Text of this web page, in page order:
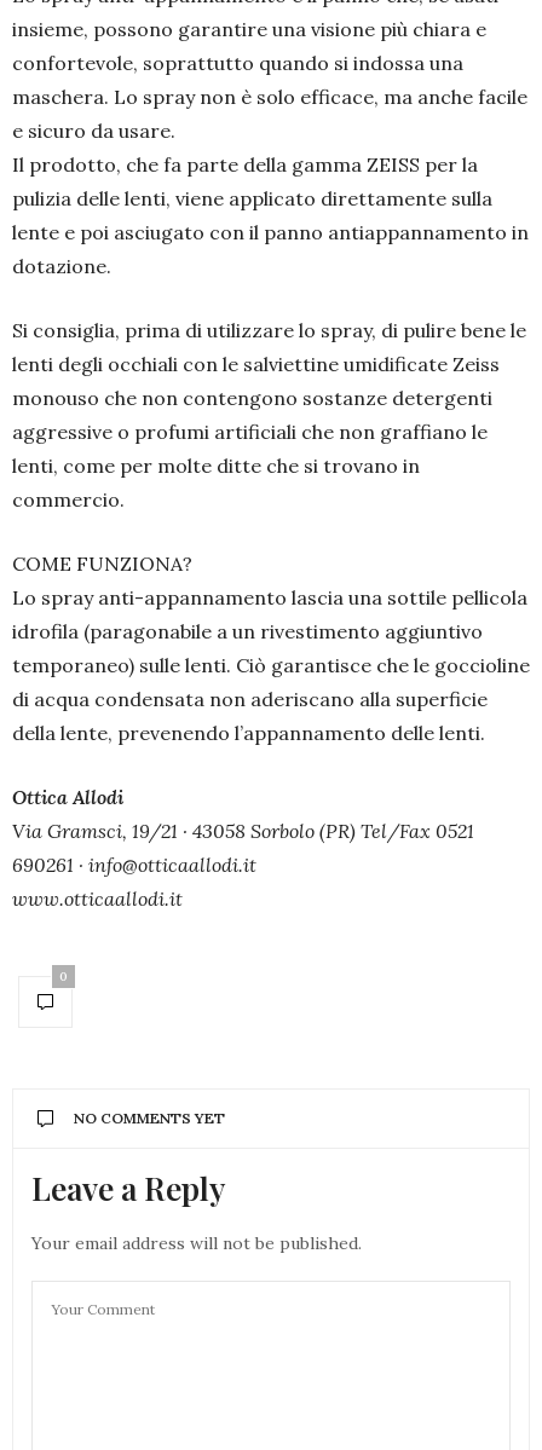
insieme, possono garantire una visione più chiara e
confortevole, soprattutto quando si indossa una
maschera. Lo spray non è solo efficace, ma anche facile
e sicuro da usare.
Il prodotto, che fa parte della gamma ZEISS per la
pulizia delle lenti, viene applicato direttamente sulla
lente e poi asciugato con il panno antiappannamento in
dotazione.
Si consiglia, prima di utilizzare lo spray, di pulire bene le
lenti degli occhiali con le salviettine umidificate Zeiss
monouso che non contengono sostanze detergenti
aggressive o profumi artificiali che non graffiano le
lenti, come per molte ditte che si trovano in
commercio.
COME FUNZIONA?
Lo spray anti-appannamento lascia una sottile pellicola
idrofila (paragonabile a un rivestimento aggiuntivo
temporaneo) sulle lenti. Ciò garantisce che le goccioline
di acqua condensata non aderiscano alla superficie
della lente, prevenendo l’appannamento delle lenti.
Ottica Allodi
Via Gramsci, 19/21 · 43058 Sorbolo (PR) Tel/Fax 0521
690261 · info@otticaallodi.it
www.otticaallodi.it
0
NO COMMENTS YET
Leave a Reply
Your email address will not be published.